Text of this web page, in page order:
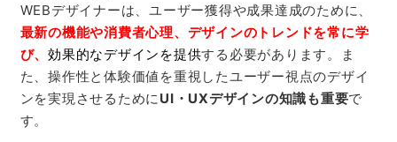
WEBデザイナーは、ユーザー獲得や成果達成のために、
最新の機能や消費者心理、デザインのトレンドを常に学
び、 効果的なデザインを提供する必要があります。ま
た、操作性と体験価値を重視したユーザー視点のデザイ
ンを実現させるためにUI・UXデザインの知識も重要で
す。